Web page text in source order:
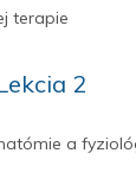
terapie
2
a